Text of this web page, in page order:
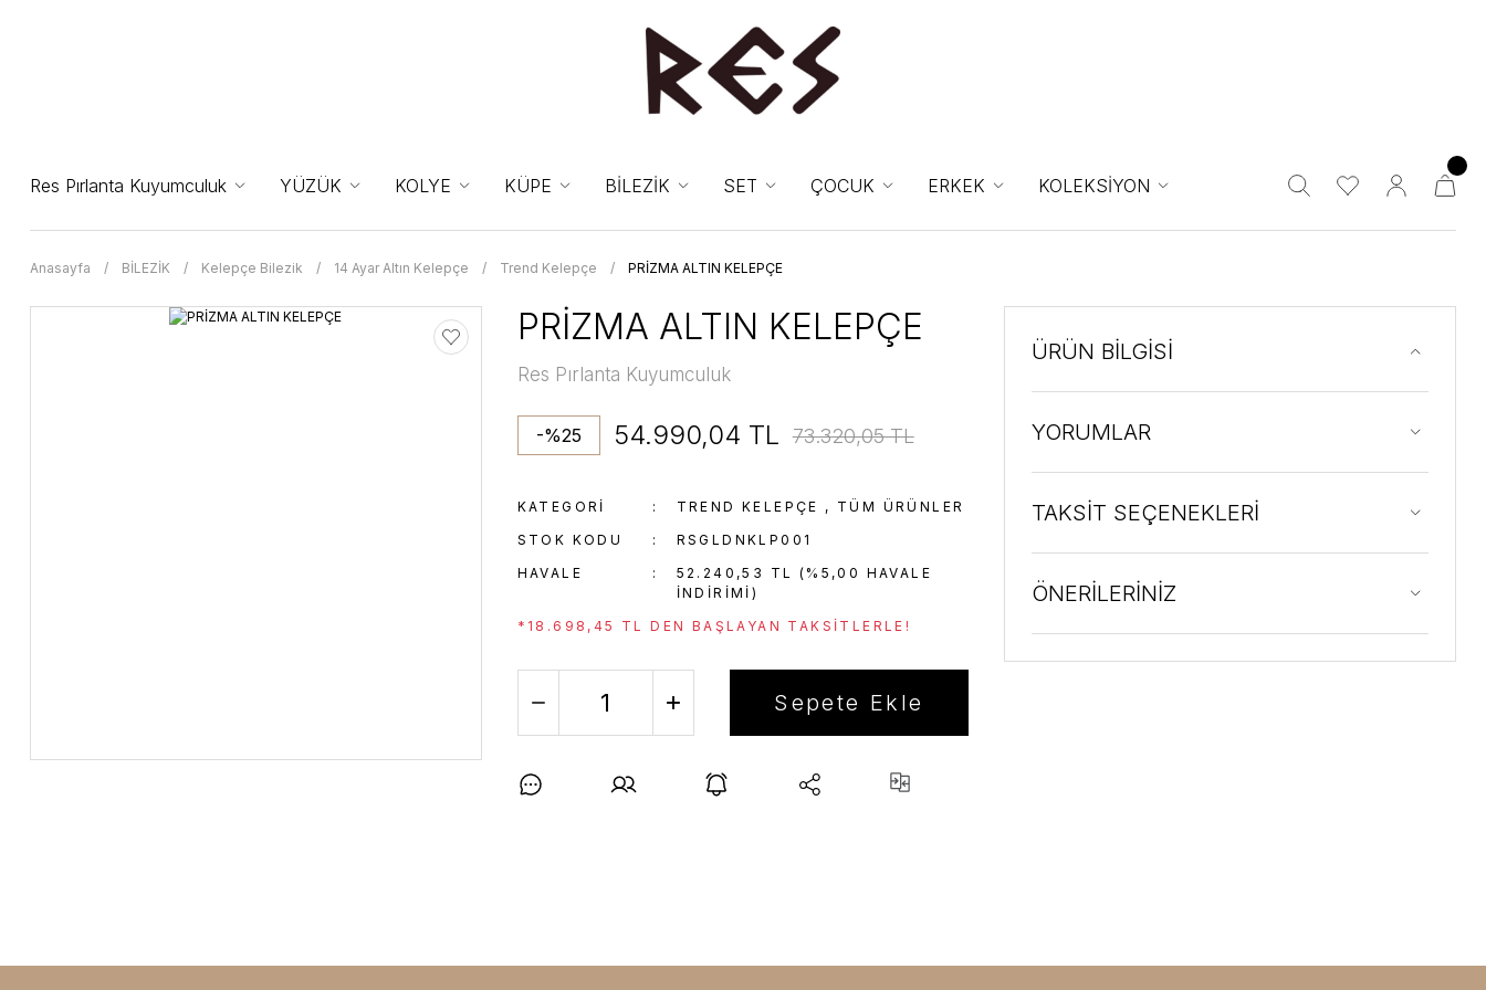
Res Pırlanta Kuyumculuk YÜZÜK KOLYE KÜPE BİLEZİK SET ÇOCUK ERKEK KOLEKSİYON
Anasayfa BİLEZİK Kelepçe Bilezik 14 Ayar Altın Kelepçe Trend Kelepçe PRİZMA ALTIN KELEPÇE
PRİZMA ALTIN KELEPÇE
Res Pırlanta Kuyumculuk
-%25 54.990,04 TL 73.320,05 TL
KATEGORI TREND KELEPÇE , TÜM ÜRÜNLER
STOK KODU
RSGLDNKLP001
HAVALE
52.240,53 TL (%5,00 HAVALE
INDIRIMI)
*18.698,45 TL DEN BAŞLAYAN TAKSITLERLE!
Sepete Ekle
ÜRÜN BİLGİSİ
YORUMLAR
TAKSİT SEÇENEKLERİ
ÖNERİLERİNİZ